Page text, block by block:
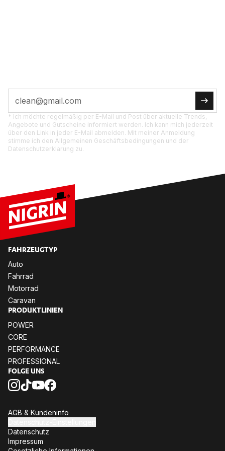
* Ich möchte regelmäßig per E-Mail und Post über aktuelle Trends,
Angebote und Gutscheine informiert werden. Ich kann mich jederzeit
über den Link in jeder E-Mail abmelden. Mit meiner Anmeldung
stimme ich den Allgemeinen Geschäftsbedingungen und der
Datenschutzerklärung zu.
FAHR­ZEUG­TYP
Auto
Fahr­rad
Mo­tor­rad
Ca­ra­van
PRO­DUKT­LI­NI­EN
POW­ER
CORE
PER­FOR­MANCE
PRO­FES­SIO­NAL
FOL­GE UNS
AGB & Kun­den­in­fo
Da­ten­schutz
Im­pres­sum